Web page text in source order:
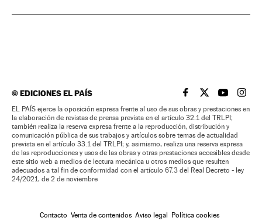
©EDICIONES EL PAÍS EL PAÍS BRASIL EN
EL PAÍSEL PAÍS
EL
EL PAÍS ejerce la oposición expresa frente al uso de sus obras y prestaciones en
la elaboración de revistas de prensa prevista en el artículo 32.1 del TRLPI;
también realiza la reserva expresa frente a la reproducción, distribución y
comunicación pública de sus trabajos y artículos sobre temas de actualidad
prevista en el artículo 33.1 del TRLPI; y, asimismo, realiza una reserva expresa
de las reproducciones y usos de las obras y otras prestaciones accesibles desde
este sitio web a medios de lectura mecánica u otros medios que resulten
adecuados a tal fin de conformidad con el artículo 67.3 del Real Decreto - ley
24/2021, de 2 de noviembre
Contacto Venta de contenidos Aviso legal Política cookies